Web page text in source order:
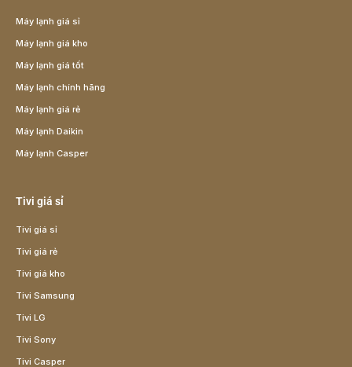
Máy lạnh giá sỉ
Máy lạnh giá kho
Máy lạnh giá tốt
Máy lạnh chính hãng
Máy lạnh giá rẻ
Máy lạnh Daikin
Máy lạnh Casper
Tivi giá sỉ
Tivi giá sỉ
Tivi giá rẻ
Tivi giá kho
Tivi Samsung
Tivi LG
Tivi Sony
Tivi Casper